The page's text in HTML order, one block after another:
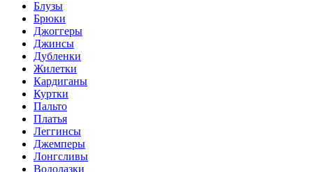
Блузы
Брюки
Джоггеры
Джинсы
Дубленки
Жилетки
Кардиганы
Куртки
Пальто
Платья
Леггинсы
Джемперы
Лонгсливы
Водолазки